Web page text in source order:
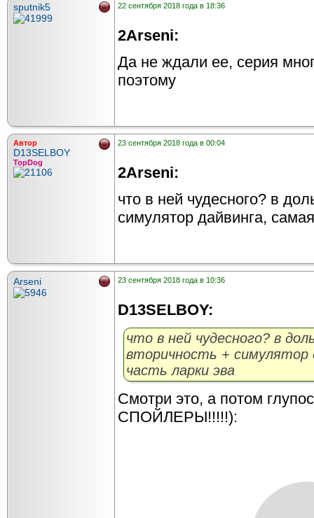
sputnik5 22 сентября 2018 года в 18:36
2Arseni:
Да не ждали ее, серия
поэтому
Автор
D13SELBOY
TopDog
23 сентября 2018 года в 00:04
2Arseni:
что в ней чудесного? в
симулятор дайвинга,
Arseni 23 сентября 2018 года в 10:36
D13SELBOY:
что в ней чудесного? в
вторичность + симулятор
часть ларки эва
Смотри это, а потом
СПОЙЛЕРЫ!!!!!):